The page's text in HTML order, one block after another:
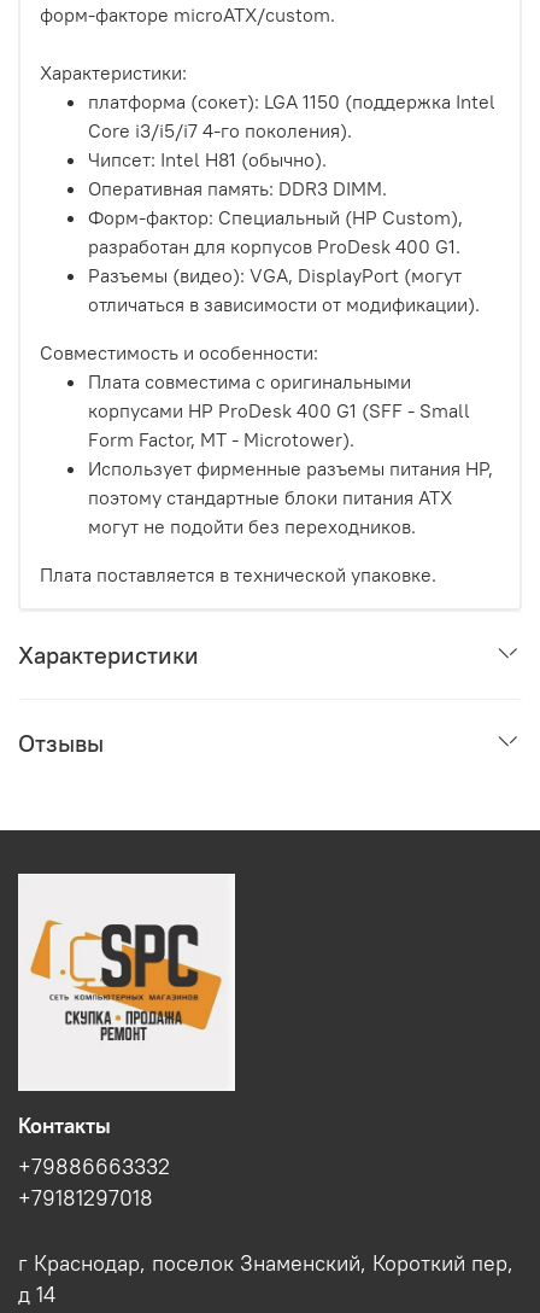
форм-факторе microATX/custom.
Характеристики:
платформа (сокет): LGA 1150 (поддержка Intel
Core i3/i5/i7 4-го поколения).
Чипсет: Intel H81 (обычно).
Оперативная память: DDR3 DIMM.
Форм-фактор: Специальный (HP Custom),
разработан для корпусов ProDesk 400 G1.
Разъемы (видео): VGA, DisplayPort (могут
отличаться в зависимости от модификации).
Совместимость и особенности:
Плата совместима с оригинальными
корпусами HP ProDesk 400 G1 (SFF - Small
Form Factor, MT - Microtower).
Использует фирменные разъемы питания HP,
поэтому стандартные блоки питания ATX
могут не подойти без переходников.
Плата поставляется в технической упаковке.
Характеристики
Отзывы
Контакты
+79886663332
+79181297018
г Краснодар, поселок Знаменский, Короткий пер,
д 14